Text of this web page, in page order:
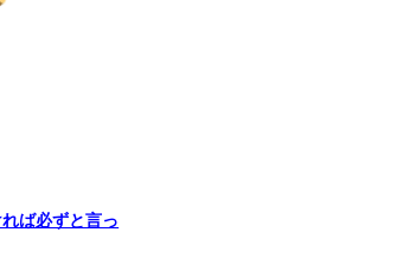
ば必ずと言っ